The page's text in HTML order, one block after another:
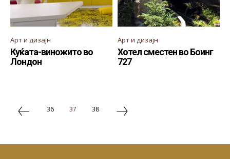
Арт и дизајн
Куќата-виножито во
Лондон
Арт и дизајн
Хотел сместен во Боинг
727
36 37 38